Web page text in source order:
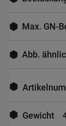
Max. GN-
Abb.
Informationen
Gewicht